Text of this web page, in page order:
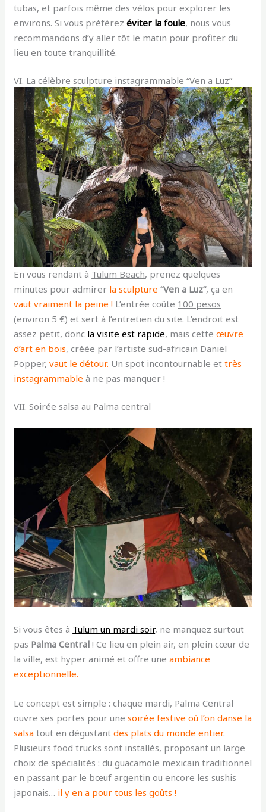
tubas, et parfois même des vélos pour explorer les
environs. Si vous préférezéviter la foule, nous vous
recommandons d’y aller tôt le matin pour profiter du
lieu en toute tranquillité.
VI. La célèbre sculpture instagrammable “Ven a Luz”
En vous rendant à Tulum Beach, prenez quelques
minutes pour admirer la sculpture“Ven a Luz”, ça en
vaut vraiment la peine ! L’entrée coûte 100 pesos
(environ 5 €) et sert à l’entretien du site. L’endroit est
assez petit, donc la visite est rapide, mais cetteœuvre
d’art en bois, créée par l’artiste sud-africain Daniel
Popper,vaut le détour. Un spot incontournable et très
instagrammable à ne pas manquer !
VII. Soirée salsa au Palma central
Si vous êtes à Tulum un mardi soir, ne manquez surtout
pas Palma Central ! Ce lieu en plein air, en plein cœur de
la ville, est hyper animé et offre uneambiance
exceptionnelle.
Le concept est simple : chaque mardi, Palma Central
ouvre ses portes pour unesoirée festive où l’on danse la
salsa tout en dégustantdes plats du monde entier.
Plusieurs food trucks sont installés, proposant un large
choix de spécialités : du guacamole mexicain traditionnel
en passant par le bœuf argentin ou encore les sushis
japonais… il y en a pour tous les goûts !